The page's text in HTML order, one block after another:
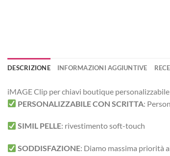
DESCRIZIONE INFORMAZIONI AGGIUNTIVE
iMAGE Clip per chiavi boutique personalizzabile
PERSONALIZZABILE CON SCRITTA:
SIMIL PELLE: rivestimento soft-touch
SODDISFAZIONE: Diamo massima priorità